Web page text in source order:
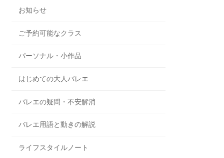
お知らせ
ご予約可能なクラス
パーソナル・小作品
はじめての大人バレエ
バレエの疑問・不安解消
バレエ用語と動きの解説
ライフスタイルノート